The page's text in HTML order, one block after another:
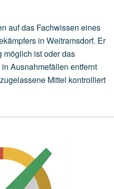
auf das Fachwissen eines
in Weitramsdorf. Er
möglich ist oder das
Ausnahmefällen entfernt
Mittel kontrolliert